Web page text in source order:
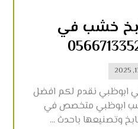
خشب في
ابوظبي نقدم لكم افضل
ابوظبي متخصص في
وتصنيعها باحدث ...